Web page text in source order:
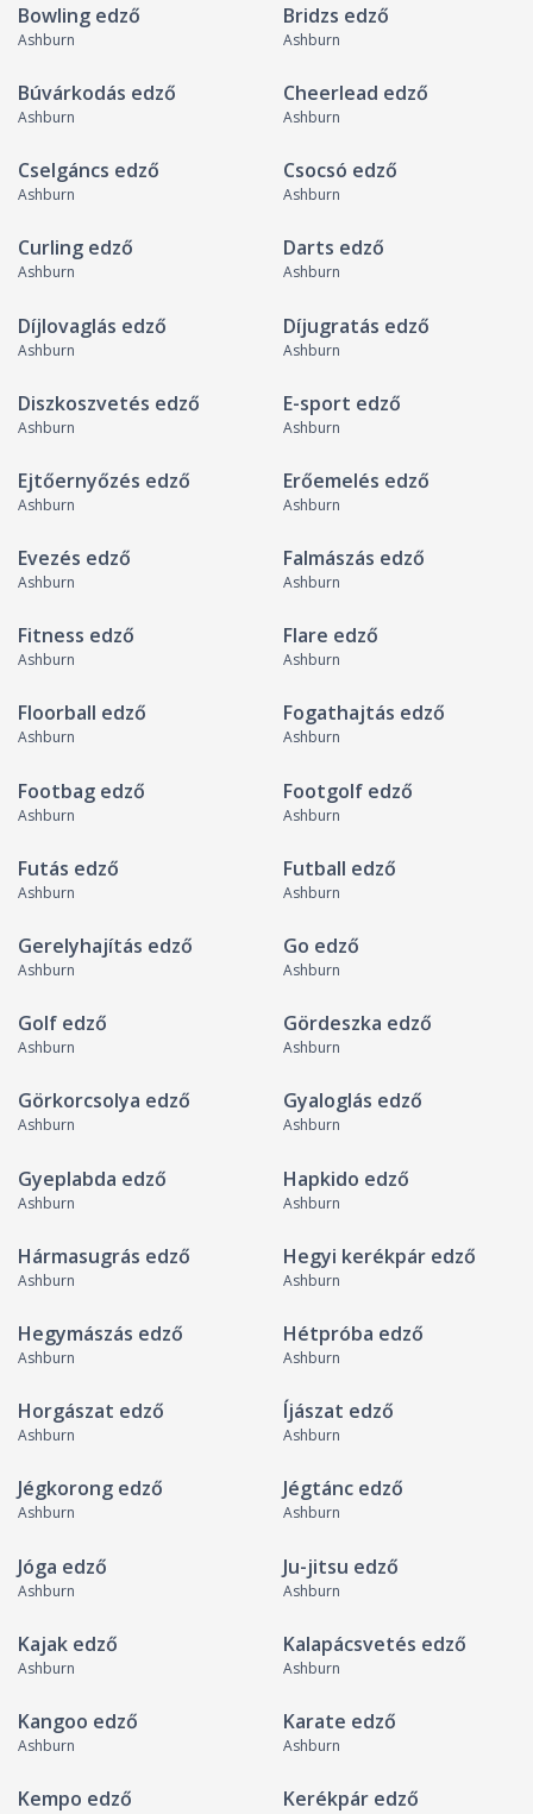
Bowling edző
Ashburn
Bridzs edző
Ashburn
Búvárkodás edző
Ashburn
Cheerlead edző
Ashburn
Cselgáncs edző
Ashburn
Csocsó edző
Ashburn
Curling edző
Ashburn
Darts edző
Ashburn
Díjlovaglás edző
Ashburn
Díjugratás edző
Ashburn
Diszkoszvetés edző
Ashburn
E-sport edző
Ashburn
Ejtőernyőzés edző
Ashburn
Erőemelés edző
Ashburn
Evezés edző
Ashburn
Falmászás edző
Ashburn
Fitness edző
Ashburn
Flare edző
Ashburn
Floorball edző
Ashburn
Fogathajtás edző
Ashburn
Footbag edző
Ashburn
Footgolf edző
Ashburn
Futás edző
Ashburn
Futball edző
Ashburn
Gerelyhajítás edző
Ashburn
Go edző
Ashburn
Golf edző
Ashburn
Gördeszka edző
Ashburn
Görkorcsolya edző
Ashburn
Gyaloglás edző
Ashburn
Gyeplabda edző
Ashburn
Hapkido edző
Ashburn
Hármasugrás edző
Ashburn
Hegyi kerékpár edző
Ashburn
Hegymászás edző
Ashburn
Hétpróba edző
Ashburn
Horgászat edző
Ashburn
Íjászat edző
Ashburn
Jégkorong edző
Ashburn
Jégtánc edző
Ashburn
Jóga edző
Ashburn
Ju-jitsu edző
Ashburn
Kajak edző
Ashburn
Kalapácsvetés edző
Ashburn
Kangoo edző
Ashburn
Karate edző
Ashburn
Kempo edző Kerékpár edző